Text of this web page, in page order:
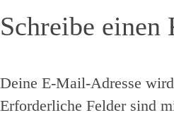
Schreibe einen
Deine E-Mail-Adresse
Erforderliche Felder sind